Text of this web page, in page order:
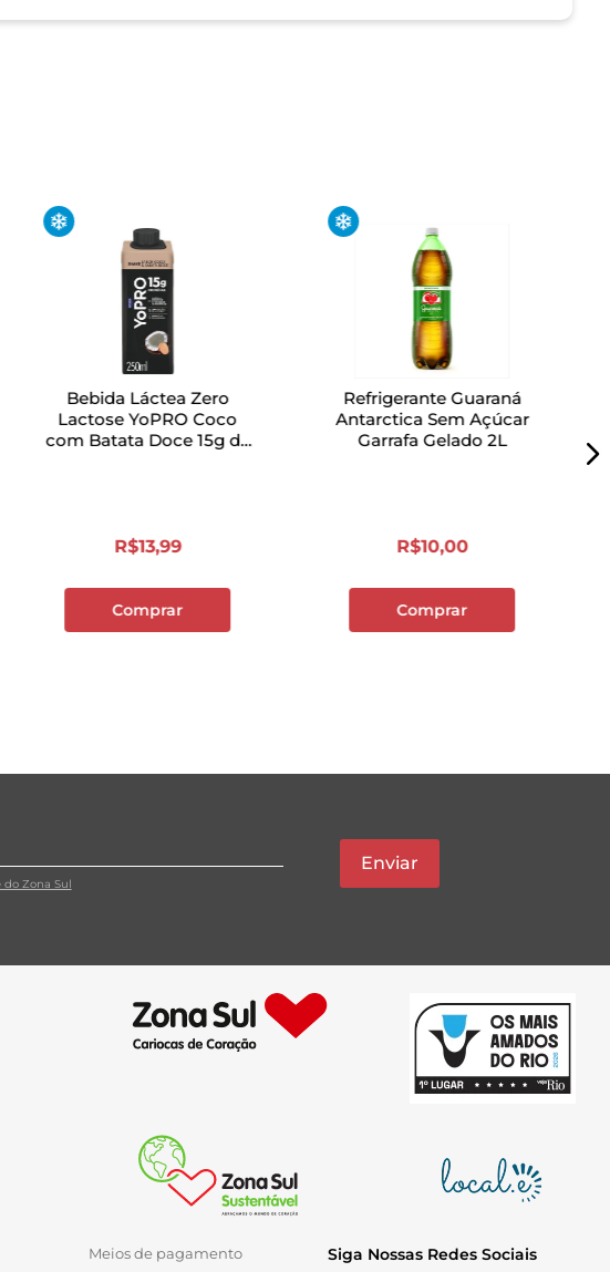
Bebida Láctea Zero
Lactose YoPRO Coco
com Batata Doce 15g de
R$13,99
Comprar
Refrigerante Guaraná
Antarctica Sem Açúcar
Garrafa Gelado 2L
R$10,00
Comprar
Zona Sul
Enviar
Meios de pagamento Siga Nossas Redes Sociais